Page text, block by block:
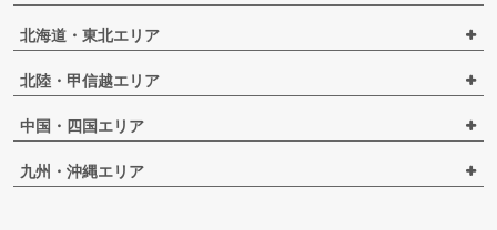
北海道・東北エリア
北陸・甲信越エリア
中国・四国エリア
九州・沖縄エリア